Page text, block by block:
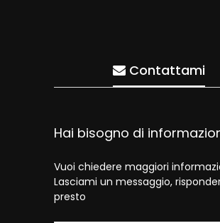
Contattami
Hai bisogno di
Vuoi chiedere maggiori
Lasciami un messaggio,
presto